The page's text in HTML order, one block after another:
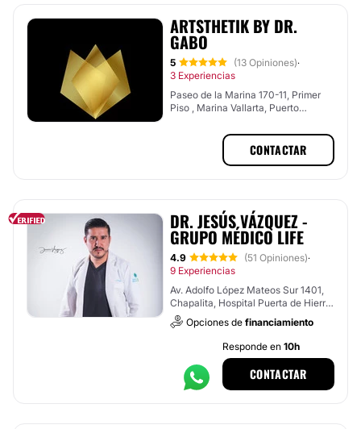
ARTSTHETIK BY DR.
GABO
5 (13 Opiniones)·
3 Experiencias
Paseo de la Marina 170-11, Primer
Piso , Marina Vallarta, Puerto
CONTACTAR
DR. JESÚS VÁZQUEZ -
GRUPO MÉDICO LIFE
4.9 (51 Opiniones)·
9 Experiencias
Av. Adolfo López Mateos Sur 1401,
Chapalita, Hospital Puerta de Hierro
, Tlajomulco de Zúñiga
Opciones de financiamiento
Responde en 10h
CONTACTAR